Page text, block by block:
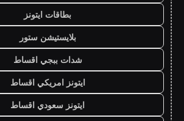
بطاقات ايتونز
بلايستيشن ستور
شدات ببجي اقساط
ايتونز امريكي اقساط
ايتونز سعودي اقساط